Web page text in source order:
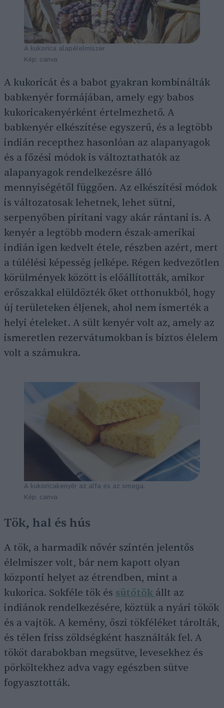
A kukorica alapélelmiszer
Kép: canva
A kukoricát és a babot gyakran kombinálták
babkenyér formájában, amely egy babos
kukoricakenyérként értelmezhető. A
babkenyér elkészítése egyszerű, és a legtöbb
indián recepthez hasonlóan az alapanyagok
és a főzési módok is változtathatók az
alapanyagok rendelkezésre álló
mennyiségétől függően. Az elkészítési módok
is változatosak lehetnek, lehet sütni,
serpenyőben pirítani vagy akár rántani is. A
kenyér a legtöbb modern észak-amerikai
indián igen kedvelt étele, részben azért, mert
a túlélési képesség jelképe. Régen kedvezőtlen
körülmények között is előállították, amikor
erőszakkal elüldözték őket otthonukból, hogy
új területeken éljenek, ahol nem ismerték a
helyi ételeket. A sült kenyér volt az, amely az
ismeretlen rezervátumokban is biztos élelem
volt a számukra.
A kukoricakenyér az alfa és az omega.
Kép: canva
Tök, hal és hús
A tök, a harmadik nővér szintén jelentős
élelmiszer volt, bár nem kapott olyan
központi helyet az étrendben, mint a
kukorica. Sokféle tök és sütőtök állt az
indiánok rendelkezésére, köztük a nyári tökök
és a vajtök. A kemény, őszi tökféléket tárolták,
és télen friss zöldségként használták fel. A
tököt darabokban megsütve, levesekhez és
pörköltekhez adva vagy egészben sütve
fogyasztották.